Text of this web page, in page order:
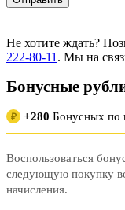
Не хотите ждать?
222-80-11 . Мы на
Бонусные
₽ +280 Бонусных по
Воспользоваться
следующую покупку
начисления.